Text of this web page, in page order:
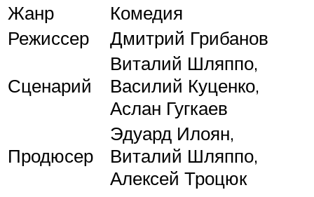
Жанр
Комедия
Режиссер
Дмитрий Грибанов
Сценарий
Виталий Шляппо,
Василий Куценко,
Аслан Гугкаев
Продюсер
Эдуард Илоян,
Виталий Шляппо,
Алексей Троцюк